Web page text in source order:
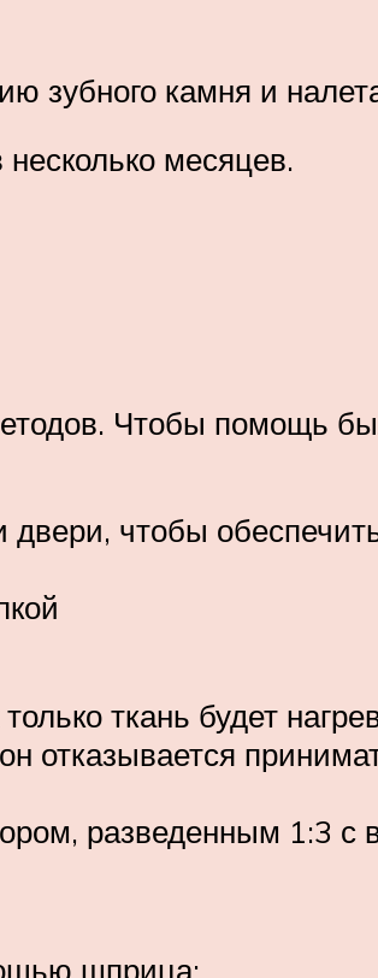
зубного камня и
месяцев.
Чтобы помощь
чтобы
ткань будет
отказывается
разведенным 1:3 с
шприца;